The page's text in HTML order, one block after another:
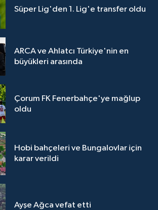
Süper Lig'den 1. Lig'e transfer oldu
ARCA ve Ahlatcı Türkiye'nin en
büyükleri arasında
Çorum FK Fenerbahçe'ye mağlup
oldu
Hobi bahçeleri ve Bungalovlar için
karar verildi
Ayşe Ağca vefat etti